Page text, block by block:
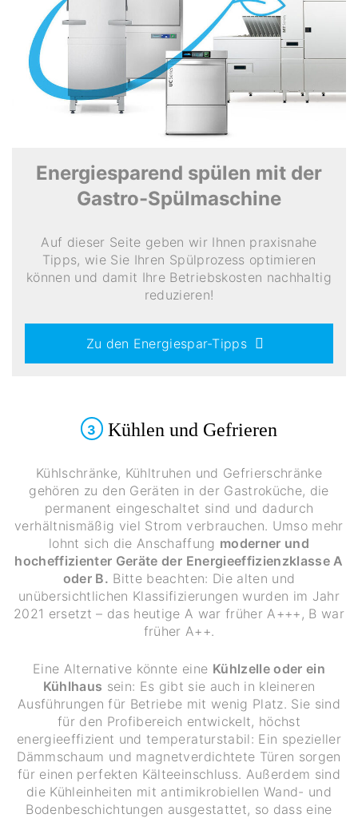
Energiesparend spülen mit der
Gastro-Spülmaschine
Auf dieser Seite geben wir Ihnen praxisnahe
Tipps, wie Sie Ihren Spülprozess optimieren
können und damit Ihre Betriebskosten nachhaltig
reduzieren!
Zu den Energiespar-Tipps
3 Kühlen und Gefrieren
Kühlschränke, Kühltruhen und Gefrierschränke
gehören zu den Geräten in der Gastroküche, die
permanent eingeschaltet sind und dadurch
verhältnismäßig viel Strom verbrauchen. Umso mehr
lohnt sich die Anschaffung moderner und
hocheffizienter Geräte der Energieeffizienzklasse A
oder B. Bitte beachten: Die alten und
unübersichtlichen Klassifizierungen wurden im Jahr
2021 ersetzt – das heutige A war früher A+++, B war
früher A++.
Eine Alternative könnte eine Kühlzelle oder ein
Kühlhaus sein: Es gibt sie auch in kleineren
Ausführungen für Betriebe mit wenig Platz. Sie sind
für den Profibereich entwickelt, höchst
energieeffizient und temperaturstabil: Ein spezieller
Dämmschaum und magnetverdichtete Türen sorgen
für einen perfekten Kälteeinschluss. Außerdem sind
die Kühleinheiten mit antimikrobiellen Wand- und
Bodenbeschichtungen ausgestattet, so dass eine